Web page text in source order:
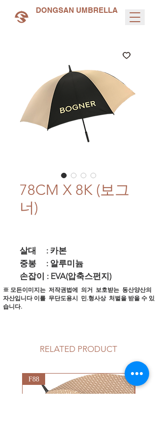
DONGSAN UMBRELLA
78CM X 8K (보그
너)
살대 : 카본
중봉 : 알루미늄
손잡이 : EVA(압축스펀지)
※ 모든이미지는 저작권법에 의거 보호받는 동산양산의
자산입니다이를 무단도용시 민.형사상 처벌을 받을 수 있
습니다.
RELATED PRODUCT
F88 G92